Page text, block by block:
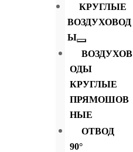
КРУГЛЫЕ
ВОЗДУХОВОД
Ы
ВОЗДУХОВ
ОДЫ
КРУГЛЫЕ
ПРЯМОШОВ
НЫЕ
ОТВОД
90°